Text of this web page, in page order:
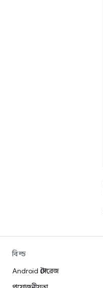
বিল্ড
Android স্টোরেজ